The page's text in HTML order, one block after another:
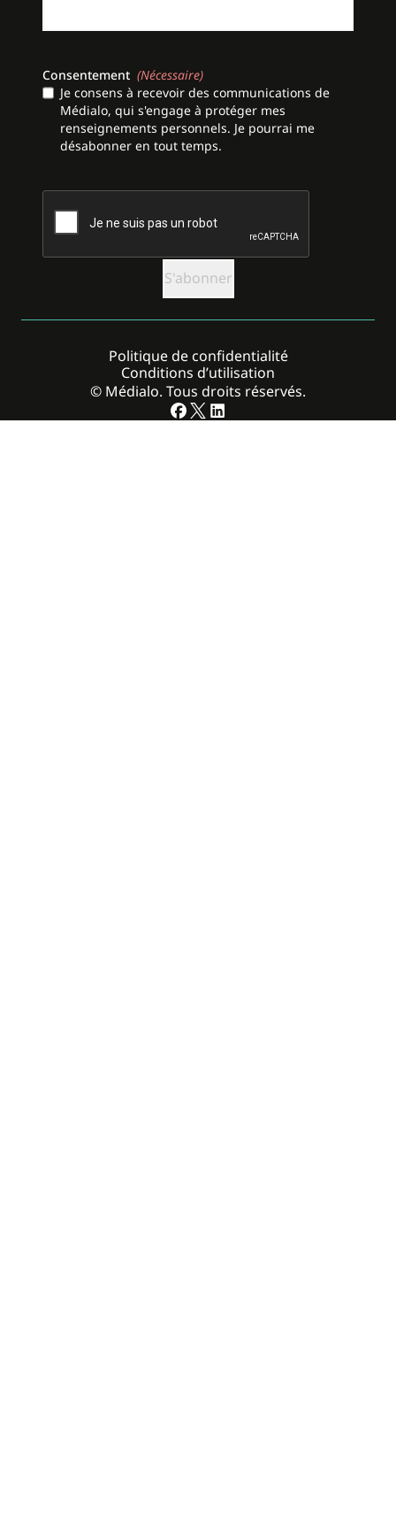
Consentement (Nécessaire)
Je consens à recevoir des communications de
Médialo, qui s'engage à protéger mes
renseignements personnels. Je pourrai me
désabonner en tout temps.
CAPTCHA
© Médialo. Tous droits réservés.
Politique de confidentialité
Conditions d’utilisation